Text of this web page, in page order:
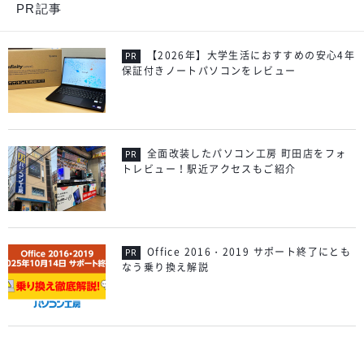
PR記事
【2026年】大学生活におすすめの安心4年
保証付きノートパソコンをレビュー
全面改装したパソコン工房 町田店をフォ
トレビュー！駅近アクセスもご紹介
Office 2016・2019 サポート終了にとも
なう乗り換え解説